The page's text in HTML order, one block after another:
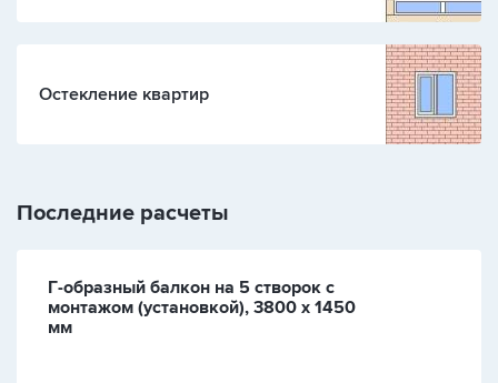
Остекление квартир
Последние расчеты
Г-образный балкон на 5 створок с
монтажом (установкой), 3800 х 1450
мм